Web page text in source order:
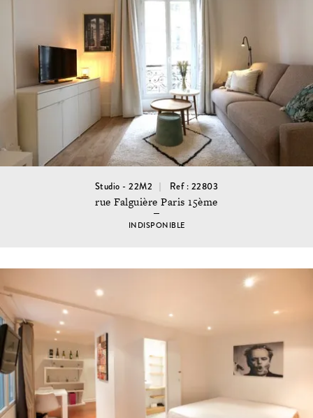
Studio - 22M2 Ref : 22803
rue Falguière Paris 15ème
INDISPONIBLE